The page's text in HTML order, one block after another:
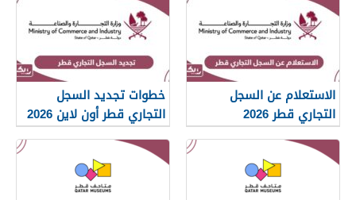
الاستعلام عن السجل
التجاري قطر 2026
خطوات تجديد السجل
التجاري قطر أون لاين 2026